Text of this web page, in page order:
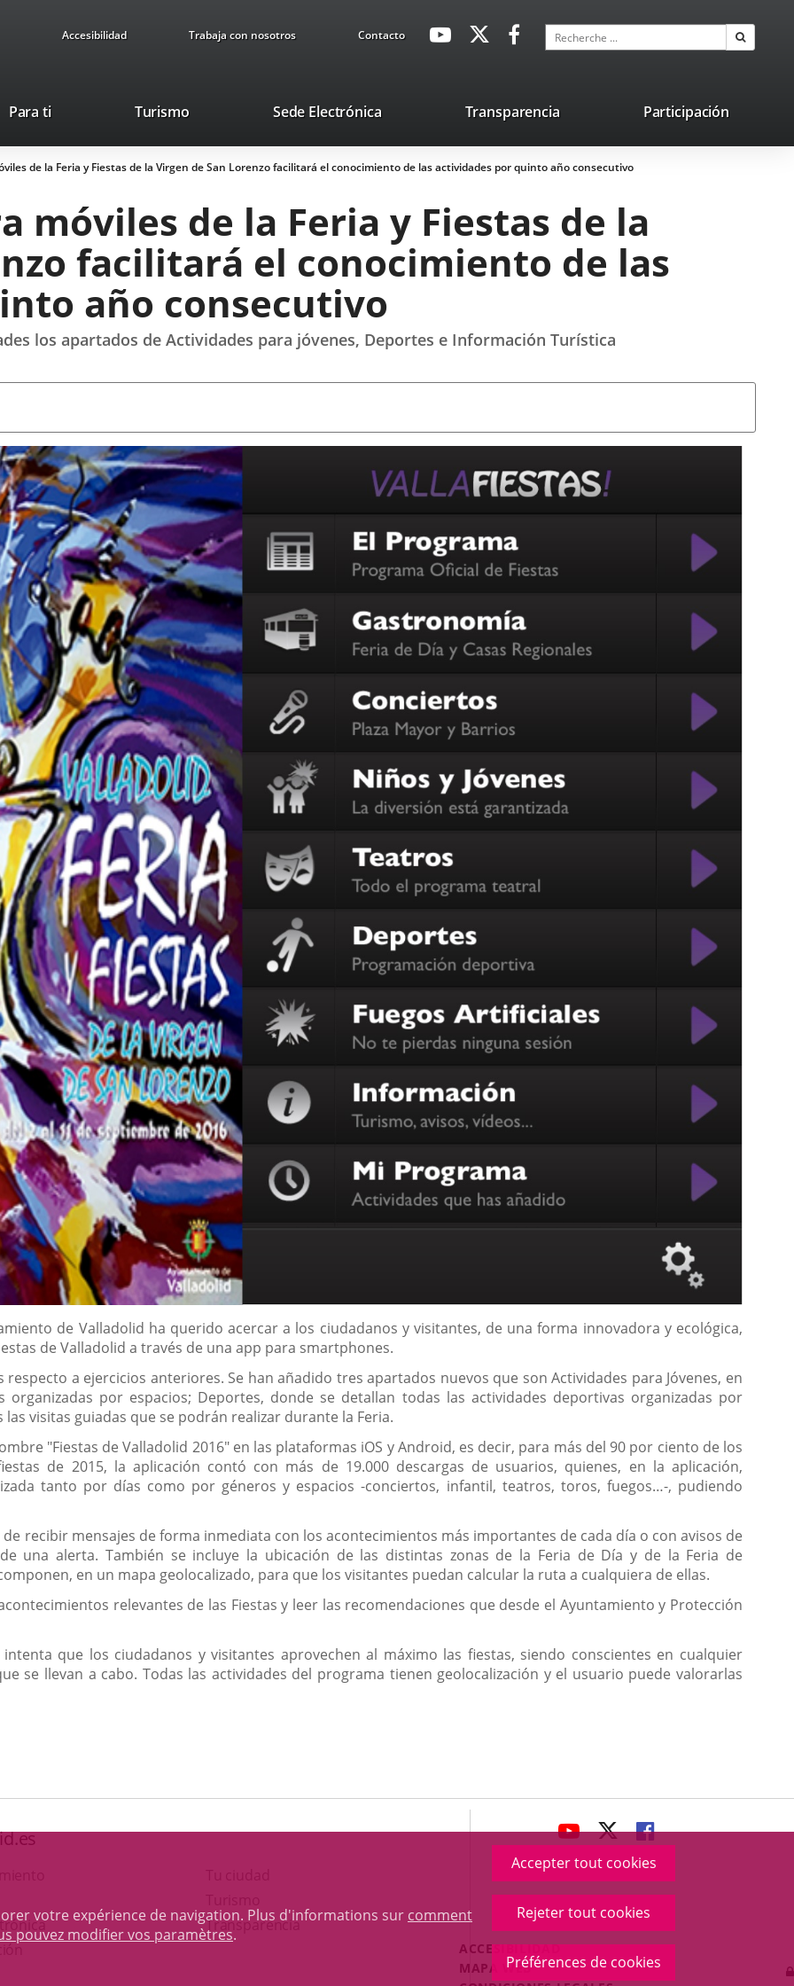
votre expérience de navigation. Plus d'informations sur comment
pouvez modifier vos paramètres.
Accepter tout cookies
Rejeter tout cookies
Préférences de cookies
Accesibilidad Trabaja con nosotros ContactoavaHeaderSocial
Enlace
externa.
Enlace
aplicación
externa.
Enlace
aplicación
externa.
Recherche
Para ti TurismoEste
se
abrirá
una
ventana
nueva.
Sede ElectrónicaEnlace
una
aplicación
Transparencia Participación
de la Feria y Fiestas de la Virgen de San Lorenzo facilitará el conocimiento de las actividades por quinto año consecutivo
móviles de la Feria y Fiestas de la
facilitará el conocimiento de las
año consecutivo
los apartados de Actividades para jóvenes, Deportes e Información Turística
de Valladolid ha querido acercar a los ciudadanos y visitantes, de una forma innovadora y ecológica,
de Valladolid a través de una app para smartphones.
a ejercicios anteriores. Se han añadido tres apartados nuevos que son Actividades para Jóvenes, en
organizadas por espacios; Deportes, donde se detallan todas las actividades deportivas organizadas por
visitas guiadas que se podrán realizar durante la Feria.
"Fiestas de Valladolid 2016" en las plataformas iOS y Android, es decir, para más del 90 por ciento de los
de 2015, la aplicación contó con más de 19.000 descargas de usuarios, quienes, en la aplicación,
tanto por días como por géneros y espacios -conciertos, infantil, teatros, toros, fuegos…-, pudiendo
recibir mensajes de forma inmediata con los acontecimientos más importantes de cada día o con avisos de
una alerta. También se incluye la ubicación de las distintas zonas de la Feria de Día y de la Feria de
en un mapa geolocalizado, para que los visitantes puedan calcular la ruta a cualquiera de ellas.
relevantes de las Fiestas y leer las recomendaciones que desde el Ayuntamiento y Protección
que los ciudadanos y visitantes aprovechen al máximo las fiestas, siendo conscientes en cualquier
se llevan a cabo. Todas las actividades del programa tienen geolocalización y el usuario puede valorarlas
enlace
Enlace
Transparencia
avaHeaderSocial
ENLACE
A
UNA
APLICACIÓN
EXTERNA.
ENLACE
A
UNA
APLICACIÓN
EXTERNA.
ENLACE
A
UNA
APLICACIÓN
Menú
Legal
ACCESIBILIDAD
MAPA WEB